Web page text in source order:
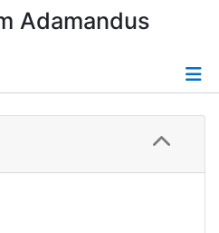
Adamandus